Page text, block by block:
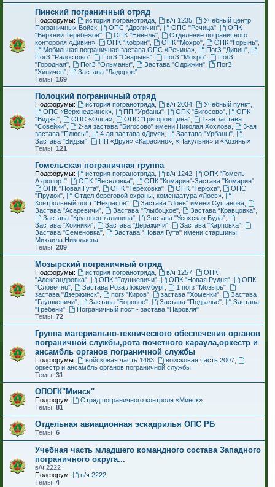
Пинский пограничный отряд
Подфорумы: история погранотряда, в/ч 1235,
Учебный центр
Пограничных Войск, ОПС "Дрогичин", ОПС "Речица",
ОПК
"Верхний Теребежов", ОПК "Невель",
Отделение пограничного
контороля «Дивин», ОПК "Кобрин", ОПК "Мохро", ОПК "Горынь",
Мобильная пограничная застава ОПС «Речица», ПогЗ "Дивин",
ПогЗ "Радостово", ПогЗ "Сварынь", ПогЗ "Мохро",
ПогЗ
"Городная", ПогЗ "Ольманы", Застава "Одрижин",
ПогЗ
"Хиничев",
Застава "Ладорож"
Темы: 169
Полоцкий пограничный отряд
Подфорумы: история погранотряда, в/ч 2034, Учебный пункт,
ОПС «Верхнедвинск», ПП "Урбаны", ОПК "Бигосово",
ОПК
"Видзы", ОПС «Опса», ОПС "Григоровщина",
1-ая застава
"Совейки", 2-ая застава "Бигосово" имени Николая Хохлова,
3-ая
застава "Плюсы", 4-ая застава «Друя», Застава "Урбаны",
Застава "Видзы",
ПП «Друя»,«Карасино», «Пакульня» и «Козяны»
Темы: 121
Гомельская пограничная группа
Подфорумы: история погранотряда, в/ч 1242,
ОПК "Гомель
Аэропорт", ОПК "Веселовка", ОПК "Комарин"-Застава "Комарин",
ОПК "Новая Гута", ОПК "Тереховка", ОПК "Терюха",
ОПС
"Прудок", Отдел береговой охраны, комендатура «Лоев»,
Контрольный пост "Некрасов", Застава "Лоев" имени Сушанова,
Застава "Асаревичи", Застава "Глыбоцкое", Застава “Кравцовка”,
Застава "Круговец-калинина", Застава "Усохская Буда",
Застава "Хойники", Застава "Деражичи", Застава "Карповка",
Застава "Семеновка",
Застава "Новая Гута" имени старшины
Михаила Николаева
Темы: 209
Мозырский пограничный отряд
Подфорумы: история погранотряда, в/ч 1257,
ОПК
"Александровка", ОПК "Глушкевичи", ОПК "Новая Рудня",
ОПК
"Словечно", Застава Роза Люксембург, 1 погз "Мозырь",
застава "Дзержинск", погз "Киров", застава "Хоменки",
Застава
"Глушкевичи", Застава "Боровое", Застава "Подгалье",
Застава
"Гребени",
Пограничный пост - застава "Наровля"
Темы: 72
Группа материально-технического обеспечения органов
пограничной службы,рота почетного караула,оркестр и
ансамбль органов пограничной службы
Подфорумы: войсковая часть 1463, войсковая часть 2007,
оркестр и ансамбль органов пограничной службы
Темы: 31
ОПОГК"Минск"
Подфорум:
Отряд пограничного контроля «Минск»
Темы: 81
Отдельная авиационная эскадрилья ОПС РБ
Темы: 6
Учебная часть младшего командного состава Западного
пограничного округа...
в/ч 2222
Подфорум:
в/ч 2222
Темы: 4